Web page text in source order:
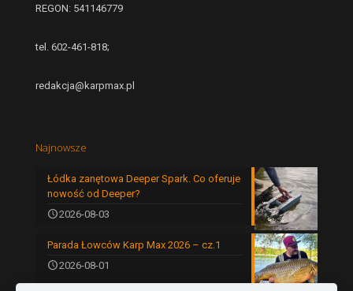
REGON: 541146779
tel. 602-461-818;
redakcja@karpmax.pl
Najnowsze
Łódka zanętowa Deeper Spark. Co oferuje
nowość od Deeper?
2026-08-03
Parada Łowców Karp Max 2026 – cz.1
2026-08-01